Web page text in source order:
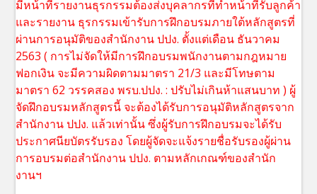
มีหน้าที่รายงานธุรกรรมต้องส่งบุคลากรที่ทำหน้าที่รับลูกค้า
และรายงาน ธุรกรรมเข้ารับการฝึกอบรมภายใต้หลักสูตรที่
ผ่านการอนุมัติของสำนักงาน ปปง. ตั้งแต่เดือน ธันวาคม
2563 ( การไม่จัดให้มีการฝึกอบรมพนักงานตามกฎหมาย
ฟอกเงิน จะมีความผิดตามมาตรา 21/3 และมีโทษตาม
มาตรา 62 วรรคสอง พรบ.ปปง. : ปรับไม่เกินห้าแสนบาท ) ผู้
จัดฝึกอบรมหลักสูตรนี้ จะต้องได้รับการอนุมัติหลักสูตรจาก
สำนักงาน ปปง. แล้วเท่านั้น ซึ่งผู้รับการฝึกอบรมจะได้รับ
ประกาศนียบัตรรับรอง โดยผู้จัดจะแจ้งรายชื่อรับรองผู้ผ่าน
การอบรมต่อสำนักงาน ปปง. ตามหลักเกณฑ์ของสำนัก
งานฯ